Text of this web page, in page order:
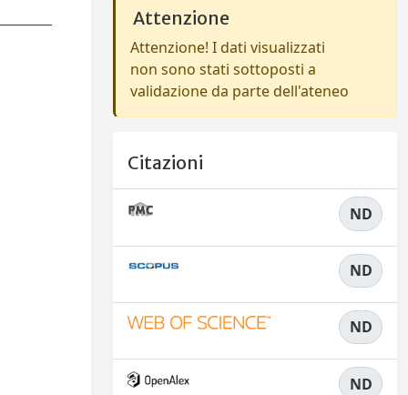
Attenzione
Attenzione! I dati visualizzati
non sono stati sottoposti a
validazione da parte dell'ateneo
Citazioni
ND
ND
ND
ND